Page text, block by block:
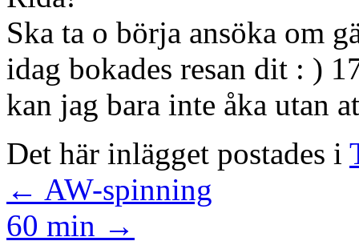
Ska ta o börja ansöka om
idag bokades resan dit : )
kan jag bara inte åka utan
Det här inlägget postades i
← AW-spinning
60 min →